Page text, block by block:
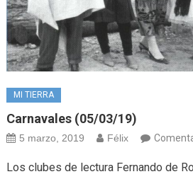
MI TIERRA
Carnavales (05/03/19)
5 marzo, 2019 Félix
Los clubes de lectura Fernando de